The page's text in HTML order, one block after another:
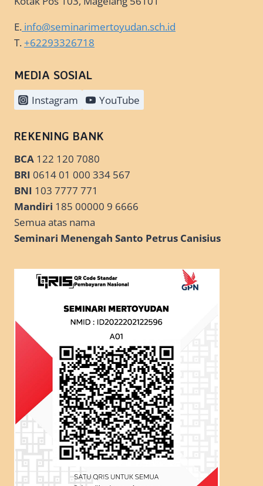
E. info@seminarimertoyudan.sch.id
T.+62293326718
MEDIA SOSIAL
Instagram YouTube
REKENING BANK
BCA 122 120 7080
BRI 0614 01 000 334 567
BNI 103 7777 771
Mandiri 185 00000 9 6666
Semua atas nama
Seminari Menengah Santo Petrus Canisius